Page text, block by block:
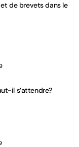
de brevets dans le
il s’attendre?